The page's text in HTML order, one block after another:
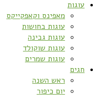
עוגות
מאפינס וקאפקייקס
עוגות בחושות
עוגות גבינה
עוגות שוקולד
עוגות שמרים
חגים
ראש השנה
יום כיפור